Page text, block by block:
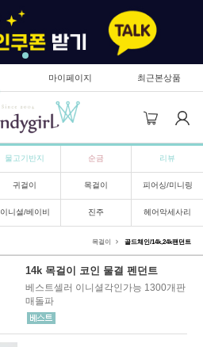
마이페이지 최근본상품
물고기반지 순금 리뷰
귀걸이 목걸이 피어싱/미니링
이니셜/베이비 진주 헤어악세사리
목걸이 골드체인/14k,24k팬던트
14k 목걸이 코인 물결 펜던트
베스트셀러 이니셜각인가능 1300개판
매돌파